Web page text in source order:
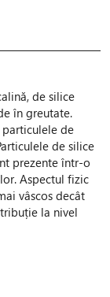
de silice
în greutate.
particulele de
de silice
prezente într-o
Aspectul fizic
vâscos decât
la nivel